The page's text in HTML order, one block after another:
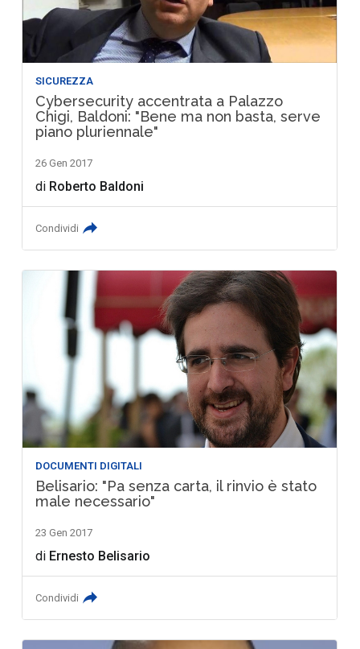
SICUREZZA
Cybersecurity accentrata a Palazzo
Chigi, Baldoni: "Bene ma non basta, serve
piano pluriennale"
26 Gen 2017
di Roberto Baldoni
Condividi
DOCUMENTI DIGITALI
Belisario: "Pa senza carta, il rinvio è stato
male necessario"
23 Gen 2017
di Ernesto Belisario
Condividi